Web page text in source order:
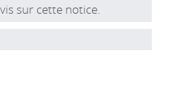
sur cette notice.